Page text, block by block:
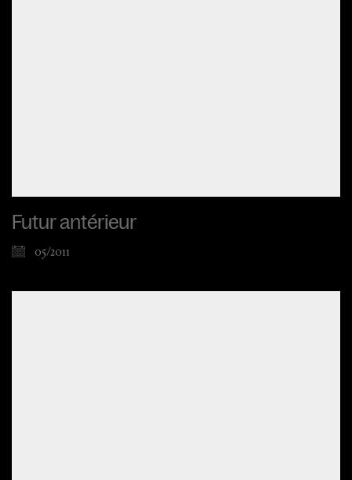
Futur antérieur
05/2011